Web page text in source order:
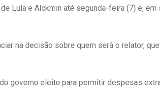
Lula e Alckmin até segunda-feira (7) e, em
na decisão sobre quem será o relator,
governo eleito para permitir despesas